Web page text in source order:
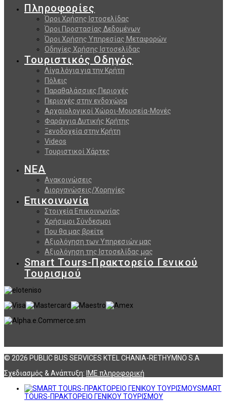
Πληροφορίες
Όροι Χρήσης Ιστοσελίδας
Όροι Προστασίας Δεδομένων
Όροι Χρήσης Υπηρεσίας Μεταφορών
Οδηγίες Χρήσης Ιστοσελίδας
Τουριστικός Οδηγός
Λίγα λόγια για την Κρήτη
Πόλεις
Παραθαλάσσιες Περιοχές
Περιοχές στην ενδοχώρα
Αρχαιολογικοί Χώροι-Μουσεία-Μονές
Φαράγγια Δυτικής Κρήτης
Ξενοδοχεία στην Κρήτη
Videos
Τουριστικοί Χάρτες
ΝΕΑ
Ανακοινώσεις
Διοργανώσεις/Χορηγίες
Επικοινωνία
Στοιχεία Επικοινωνίας
Χρήσιμοι Σύνδεσμοι
Που θα μας βρείτε
Αξιολόγηση των Υπηρεσιών μας
Αξιολόγηση της Ιστοσελίδας μας
Smart Tours-Πρακτορείο Γενικού
Τουρισμού
© 2026 PUBLIC BUS SERVICES KTEL CHANIA-RETHYMNO S.A
Σχεδιασμός & Ανάπτυξη: ΙΜΕ πληροφορική
SMART
TOURS-ΠΡΑΚΤΟΡΕΙΟ ΓΕΝΙΚΟΥ ΤΟΥΡΙΣΜΟΥ